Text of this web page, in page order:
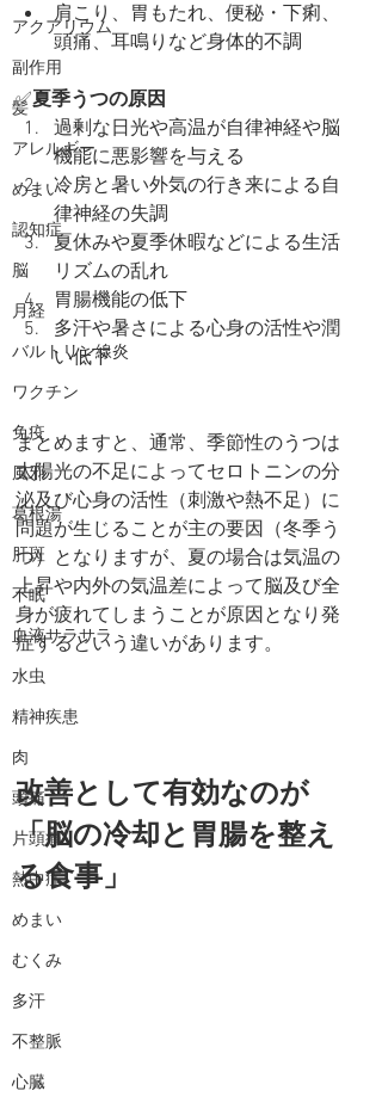
アクアリウム
副作用
髪
アレルギー
めまい
認知症
脳
月経
バルトリン線炎
ワクチン
免疫
風邪
葛根湯
肝斑
不眠
血液サラサラ
水虫
精神疾患
肉
頭痛
片頭痛
熱中症
めまい
むくみ
多汗
不整脈
心臓
肩こり、胃もたれ、便秘・下痢、
頭痛、耳鳴りなど身体的不調
✅夏季うつの原因
過剰な日光や高温が自律神経や脳
機能に悪影響を与える
冷房と暑い外気の行き来による自
律神経の失調
夏休みや夏季休暇などによる生活
リズムの乱れ
胃腸機能の低下
多汗や暑さによる心身の活性や潤
い低下
まとめますと、通常、季節性のうつは
太陽光の不足によってセロトニンの分
泌及び心身の活性（刺激や熱不足）に
問題が生じることが主の要因（冬季う
つ）となりますが、夏の場合は気温の
上昇や内外の気温差によって脳及び全
身が疲れてしまうことが原因となり発
症するという違いがあります。
改善として有効なのが
「脳の冷却と胃腸を整え
る食事」